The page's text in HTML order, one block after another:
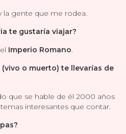
la gente que me rodea.
te gustaría viajar?
Imperio Romano.
o muerto) te llevarías de
que se hable de él 2000 años
interesantes que contar.